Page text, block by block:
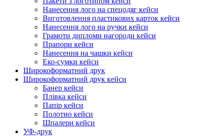
Нанесення лого на спецодяг кейси
Виготовлення пластикових карток кейси
Нанесення лого на ручки кейси
Грамоти дипломи нагороди кейси
Прапори кейси
Нанесення на чашки кейси
Еко-сумки кейси
Широкоформатний друк
Широкоформатний друк кейси
Банер кейси
Плівка кейси
Папір кейси
Полотно кейси
Шпалери кейси
УФ-друк